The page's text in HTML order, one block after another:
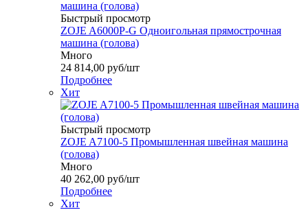
Быстрый просмотр
ZOJE A6000P-G Одноигольная прямострочная
машина (голова)
Много
24 814,00 руб/шт
Подробнее
Хит
Быстрый просмотр
ZOJE A7100-5 Промышленная швейная машина
(голова)
Много
40 262,00 руб/шт
Подробнее
Хит